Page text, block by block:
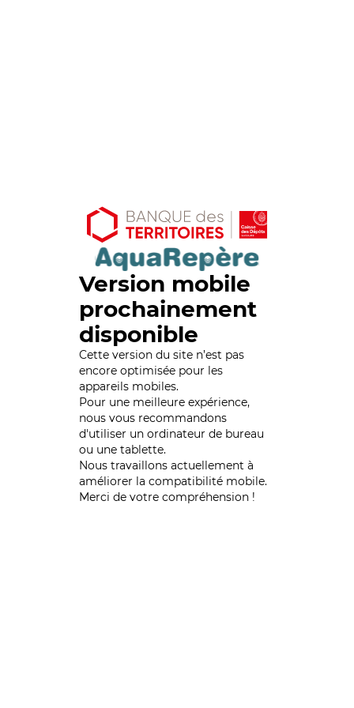
Version mobile
prochainement
disponible
Cette version du site n’est pas
encore optimisée pour les
appareils mobiles.
Pour une meilleure expérience,
nous vous recommandons
d'utiliser un ordinateur de bureau
ou une tablette.
Nous travaillons actuellement à
améliorer la compatibilité mobile.
Merci de votre compréhension !